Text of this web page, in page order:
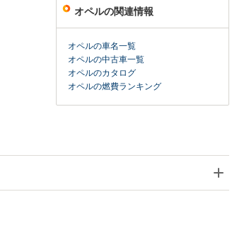
オペルの関連情報
オペルの車名一覧
オペルの中古車一覧
オペルのカタログ
オペルの燃費ランキング